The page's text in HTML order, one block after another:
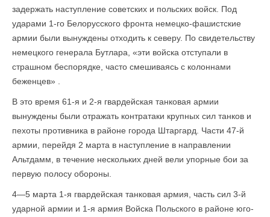
задержать наступление советских и польских войск. Под
ударами 1-го Белорусского фронта немецко-фашистские
армии были вынуждены отходить к северу. По свидетельству
немецкого генерала Бутлара, «эти войска отступали в
страшном беспорядке, часто смешиваясь с колоннами
беженцев» .
В это время 61-я и 2-я гвардейская танковая армии
вынуждены были отражать контратаки крупных сил танков и
пехоты противника в районе города Штаргард. Части 47-й
армии, перейдя 2 марта в наступление в направлении
Альтдамм, в течение нескольких дней вели упорные бои за
первую полосу обороны.
4—5 марта 1-я гвардейская танковая армия, часть сил 3-й
ударной армии и 1-я армия Войска Польского в районе юго-